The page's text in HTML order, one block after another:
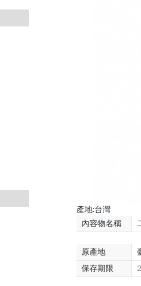
產地:台灣
內容物名稱
原產地
保存期限